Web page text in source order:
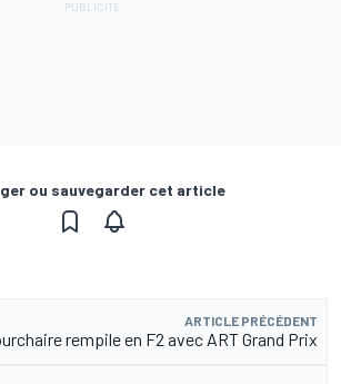
ou sauvegarder cet article
ARTICLE PRÉCÉDENT
rempile en F2 avec ART Grand Prix